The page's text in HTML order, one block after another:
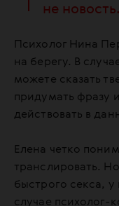
не новость.
Психолог Нина
на берегу. В
можете сказать
придумать фразу
действовать в
Елена четко
транслировать.
быстрого секса, у
случае психолог-